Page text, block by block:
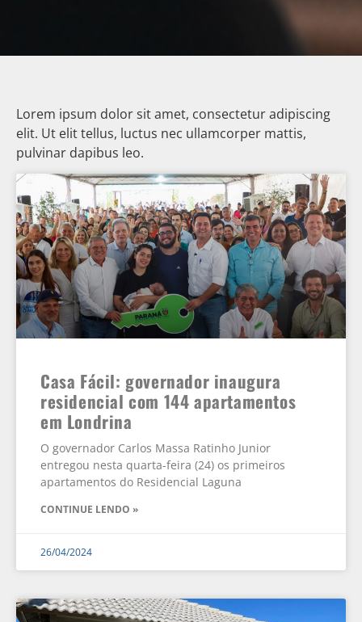
Lorem ipsum dolor sit amet, consectetur adipiscing
elit. Ut elit tellus, luctus nec ullamcorper mattis,
pulvinar dapibus leo.
Casa Fácil: governador inaugura
residencial com 144 apartamentos
em Londrina
O governador Carlos Massa Ratinho Junior
entregou nesta quarta-feira (24) os primeiros
apartamentos do Residencial Laguna
CONTINUE LENDO »
26/04/2024